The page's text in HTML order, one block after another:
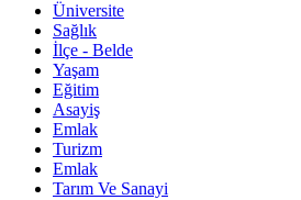
Üniversite
Sağlık
İlçe - Belde
Yaşam
Eğitim
Asayiş
Emlak
Turizm
Emlak
Tarım Ve Sanayi